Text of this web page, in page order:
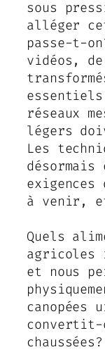
sous
alléger
passe-t-
vidéos,
réseaux
légers
Les
à venir,
Quels
agricoles
et nous
canopées
chaussées?